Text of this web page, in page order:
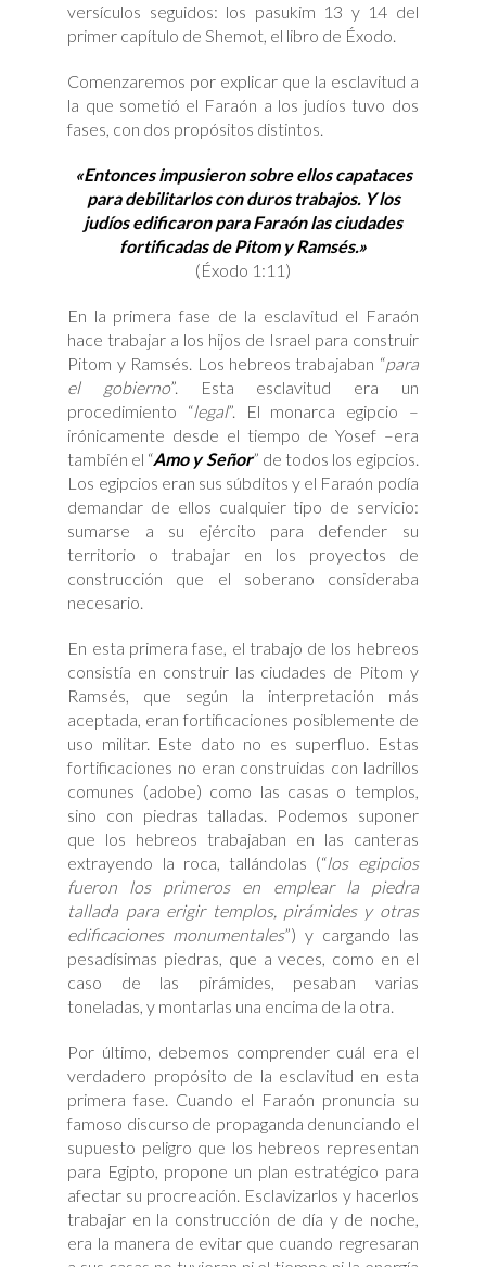
versículos seguidos: los pasukim 13 y 14 del
primer capítulo de Shemot, el libro de Éxodo.
Comenzaremos por explicar que la esclavitud a
la que sometió el Faraón a los judíos tuvo dos
fases, con dos propósitos distintos.
«Entonces impusieron sobre ellos capataces
para debilitarlos con duros trabajos. Y los
judíos edificaron para Faraón las ciudades
fortificadas de Pitom y Ramsés.»
(Éxodo 1:11)
En la primera fase de la esclavitud el Faraón
hace trabajar a los hijos de Israel para construir
Pitom y Ramsés. Los hebreos trabajaban “para
el gobierno”. Esta esclavitud era un
procedimiento “legal”. El monarca egipcio –
irónicamente desde el tiempo de Yosef –era
también el “Amo y Señor” de todos los egipcios.
Los egipcios eran sus súbditos y el Faraón podía
demandar de ellos cualquier tipo de servicio:
sumarse a su ejército para defender su
territorio o trabajar en los proyectos de
construcción que el soberano consideraba
necesario.
En esta primera fase, el trabajo de los hebreos
consistía en construir las ciudades de Pitom y
Ramsés, que según la interpretación más
aceptada, eran fortificaciones posiblemente de
uso militar. Este dato no es superfluo. Estas
fortificaciones no eran construidas con ladrillos
comunes (adobe) como las casas o templos,
sino con piedras talladas. Podemos suponer
que los hebreos trabajaban en las canteras
extrayendo la roca, tallándolas (“los egipcios
fueron los primeros en emplear la piedra
tallada para erigir templos, pirámides y otras
edificaciones monumentales”) y cargando las
pesadísimas piedras, que a veces, como en el
caso de las pirámides, pesaban varias
toneladas, y montarlas una encima de la otra.
Por último, debemos comprender cuál era el
verdadero propósito de la esclavitud en esta
primera fase. Cuando el Faraón pronuncia su
famoso discurso de propaganda denunciando el
supuesto peligro que los hebreos representan
para Egipto, propone un plan estratégico para
afectar su procreación. Esclavizarlos y hacerlos
trabajar en la construcción de día y de noche,
era la manera de evitar que cuando regresaran